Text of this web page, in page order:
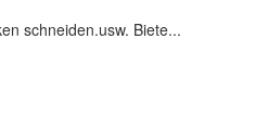
schneiden.usw. Biete...